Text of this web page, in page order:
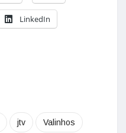
LinkedIn
jtv Valinhos